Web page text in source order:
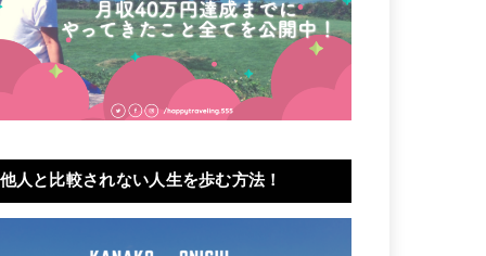
他人と比較されない人生を歩む方法！